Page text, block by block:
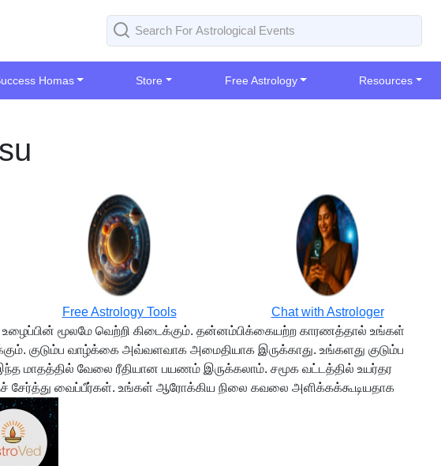
Homas Store Free Astrology Resources
Free Astrology Tools
Chat with Astrologer
மூலமே வெற்றி கிடைக்கும். தன்னம்பிக்கையற்ற காரணத்தால் உங்கள்
குடும்ப வாழ்க்கை அவ்வளவாக அமைதியாக இருக்காது. உங்களது குடும்ப
மாதத்தில் வேலை ரீதியான பயணம் இருக்கலாம். சமூக வட்டத்தில் உயர்தர
சேர்த்து வைப்பீர்கள். உங்கள் ஆரோக்கிய நிலை கவலை அளிக்கக்கூடியதாக